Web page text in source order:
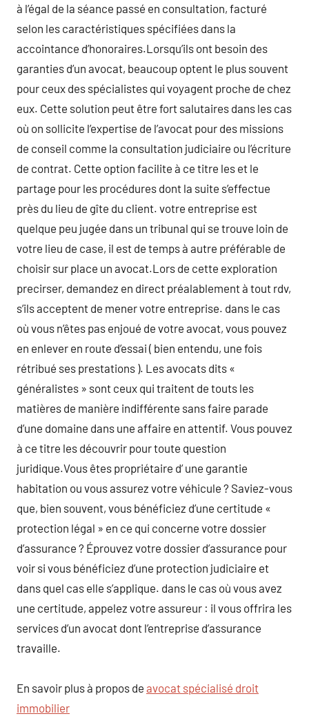
à l’égal de la séance passé en consultation, facturé
selon les caractéristiques spécifiées dans la
accointance d’honoraires.Lorsqu’ils ont besoin des
garanties d’un avocat, beaucoup optent le plus souvent
pour ceux des spécialistes qui voyagent proche de chez
eux. Cette solution peut être fort salutaires dans les cas
où on sollicite l’expertise de l’avocat pour des missions
de conseil comme la consultation judiciaire ou l’écriture
de contrat. Cette option facilite à ce titre les et le
partage pour les procédures dont la suite s’effectue
près du lieu de gîte du client. votre entreprise est
quelque peu jugée dans un tribunal qui se trouve loin de
votre lieu de case, il est de temps à autre préférable de
choisir sur place un avocat.Lors de cette exploration
precirser, demandez en direct préalablement à tout rdv,
s’ils acceptent de mener votre entreprise. dans le cas
où vous n’êtes pas enjoué de votre avocat, vous pouvez
en enlever en route d’essai ( bien entendu, une fois
rétribué ses prestations ). Les avocats dits «
généralistes » sont ceux qui traitent de touts les
matières de manière indifférente sans faire parade
d’une domaine dans une affaire en attentif. Vous pouvez
à ce titre les découvrir pour toute question
juridique.Vous êtes propriétaire d’ une garantie
habitation ou vous assurez votre véhicule ? Saviez-vous
que, bien souvent, vous bénéficiez d’une certitude «
protection légal » en ce qui concerne votre dossier
d’assurance ? Éprouvez votre dossier d’assurance pour
voir si vous bénéficiez d’une protection judiciaire et
dans quel cas elle s’applique. dans le cas où vous avez
une certitude, appelez votre assureur : il vous offrira les
services d’un avocat dont l’entreprise d’assurance
travaille.
En savoir plus à propos de avocat spécialisé droit
immobilier